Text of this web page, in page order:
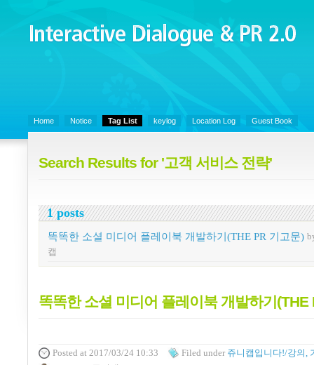
Interactive Dialogue &
PR 2.0
Home Notice Tag List keylog Location Log Guest Book
Search Results for '고객 서비스 전략'
1 posts
똑똑한 소셜 미디어 플레이북 개발하기(THE PR 기고문)
캡
똑똑한 소셜 미디어 플레이북 개발하기(THE
Posted at 2017/03/24 10:33 Filed under 쥬니캡입니다!/강의,